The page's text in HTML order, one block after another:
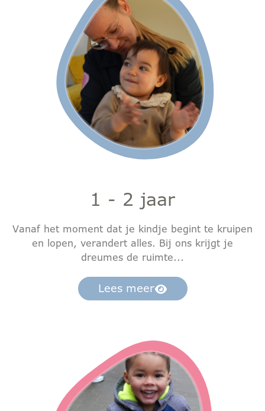
1 - 2 jaar
Vanaf het moment dat je kindje begint te kruipen
en lopen, verandert alles. Bij ons krijgt je
dreumes de ruimte...
Lees meer